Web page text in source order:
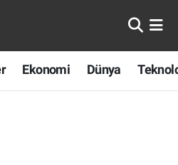
Ekonomi Dünya